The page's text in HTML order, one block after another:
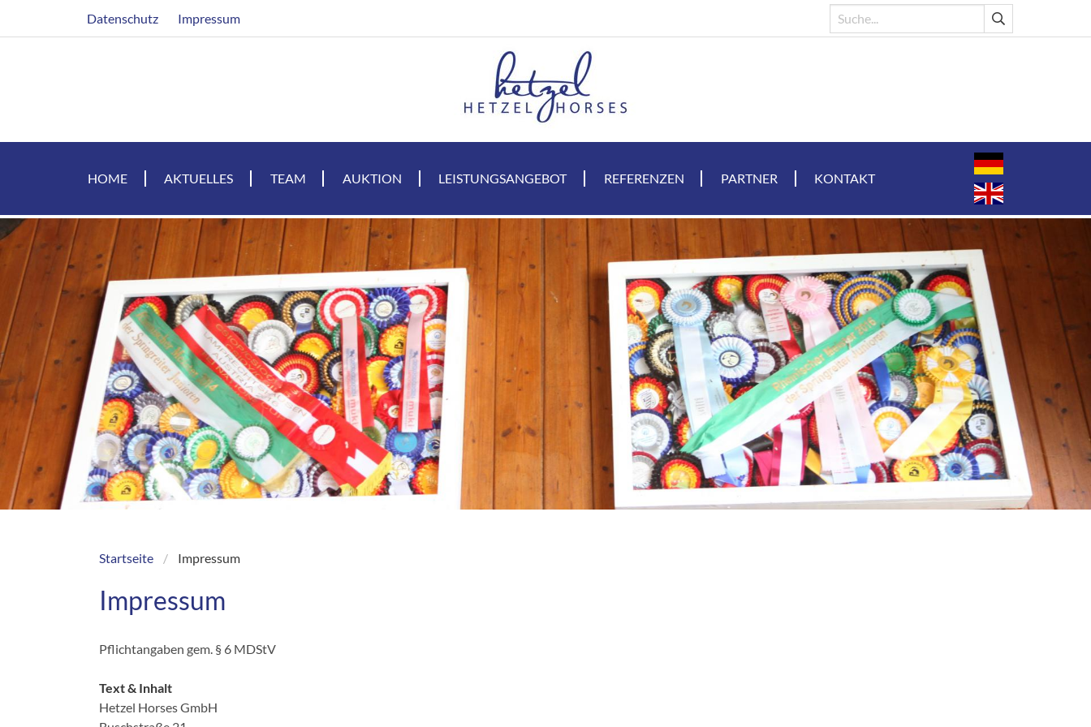
Datenschutz Impressum
HOME AKTUELLES TEAM AUKTION LEISTUNGSANGEBOT REFERENZEN PARTNER KONTAKT
Breadcrumb
Startseite Impressum
Impressum
Pflichtangaben gem. § 6 MDStV
Text & Inhalt
Hetzel Horses GmbH